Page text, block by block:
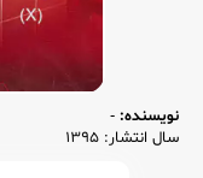
نویسنده: -
سال انتشار: 1395